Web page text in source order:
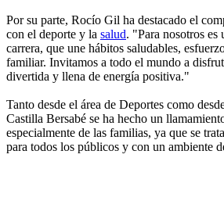
Por su parte, Rocío Gil ha destacado el
con el deporte y la salud. "Para nosotros es
carrera, que une hábitos saludables,
familiar. Invitamos a todo el mundo a
divertida y llena de energía positiva."
Tanto desde el área de Deportes como
Castilla Bersabé se ha hecho un
especialmente de las familias, ya que se
para todos los públicos y con un ambiente